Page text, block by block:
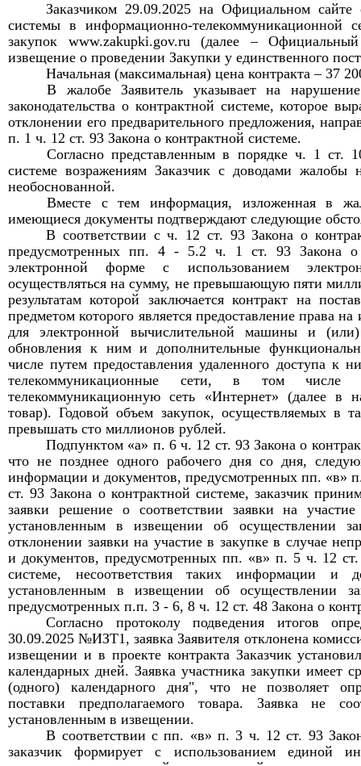
Заказчиком29.09.2025 на Официальном сайте
системы в информационно-телекоммуникационной
закупок www.zakupki.gov.ru (далее –
извещение о проведении Закупки у единственного
Начальная (максимальная) цена контракта –37
В жалобеЗаявитель указывает на нарушение
законодательства о контрактной системе, которое
отклонении его предварительного предложения,
п. 1 ч. 12 ст. 93 Закона о контрактной системе.
Согласно представленным в порядке ч. 1 ст.
системе возражениям Заказчик с доводами жалобы
необоснованной.
Вместе с тем информация, изложенная в
имеющиеся документы подтверждают следующие
В соответствии с ч. 12 ст. 93 Закона о
предусмотренных пп. 4 - 5.2 ч. 1 ст. 93 Закона о
электронной форме с использованием
осуществляться на сумму, не превышающую пяти
результатам которой заключается контракт на
предметом которого является предоставление права
для электронной вычислительной машины и
обновления к ним и дополнительные
числе путем предоставления удаленного доступа к
телекоммуникационные сети, в том числе
телекоммуникационную сеть «Интернет» (далее в
товар). Годовой объем закупок, осуществляемых в
превышать сто миллионов рублей.
Подпунктом «а» п. 6 ч. 12 ст. 93 Закона о
что не позднее одного рабочего дня со дня,
информации и документов, предусмотренных пп. «в» п
ст. 93 Закона о контрактной системе, заказчик
заявки решение о соответствии заявки на
установленным в извещении об осуществлении
отклонении заявки на участие в закупке в случае
и документов, предусмотренных пп. «в» п. 5 ч. 12
системе, несоответствия таких информации и
установленным в извещении об осуществлении
предусмотренных п.п. 3 - 6, 8 ч. 12 ст. 48 Закона о
Согласно протоколуподведения итогов
30.09.2025 №ИЗТ1, заявкаЗаявителя отклонена
извещении и в проекте контракта Заказчик
календарных дней. Заявка участника закупки имеет
(одного) календарного дня", что не позволяет
поставки предполагаемого товара. Заявка не
установленным в извещении.
В соответствии с пп. «в» п. 3 ч. 12 ст. 93
заказчик формирует с использованием единой